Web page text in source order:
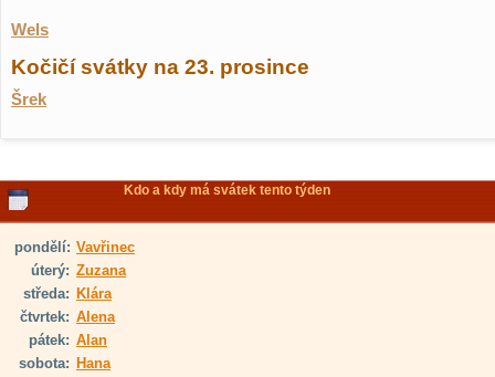
Wels
Kočičí svátky na 23. prosince
Šrek
Kdo a kdy má svátek tento týden
pondělí: Vavřinec
úterý: Zuzana
středa: Klára
čtvrtek: Alena
pátek: Alan
sobota: Hana